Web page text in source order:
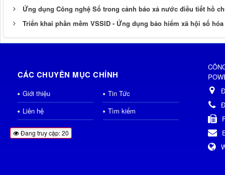
Ứng dụng Công nghệ Số trong cảnh báo xả nước điều tiết hồ
Triển khai phần mềm VSSID - Ứng dụng bảo hiểm xã hội số
CÁC CHUYÊN MỤC CHÍNH
Giới thiệu
Tin Tức
Liên hệ
Tìm kiếm
Đang truy cập: 20